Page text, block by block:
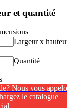
et quantité
Largeur x
Quantité
Nous vous
le catalogue